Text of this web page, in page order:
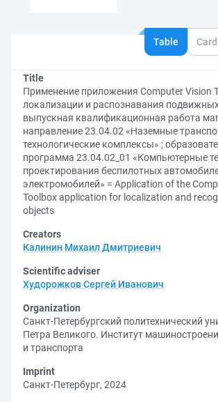
Table Card
Title
Применение приложения Computer Vision
локализации и распознавания
выпускная квалификационная работа
направление 23.04.02 «Наземные
технологические комплексы» ;
программа 23.04.02_01 «Компьютерные
проектирования беспилотных
электромобилей» = Application of the
Toolbox application for localization and
objects
Creators
Калинин Михаил Дмитриевич
Scientific adviser
Худорожков Сергей Иванович
Organization
Санкт-Петербургский политехнический
Петра Великого. Институт
и транспорта
Imprint
Санкт-Петербург, 2024